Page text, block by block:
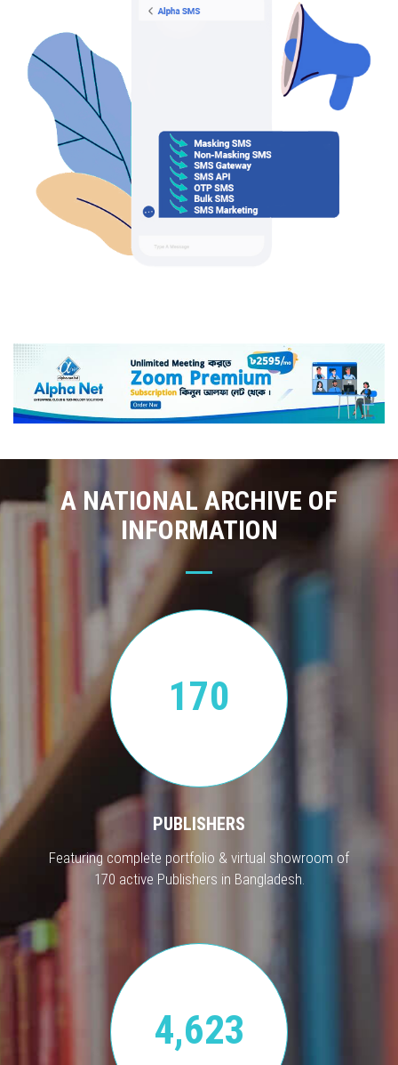
A NATIONAL ARCHIVE OF
INFORMATION
170
PUBLISHERS
Featuring complete portfolio & virtual showroom of
170 active Publishers in Bangladesh.
4,623